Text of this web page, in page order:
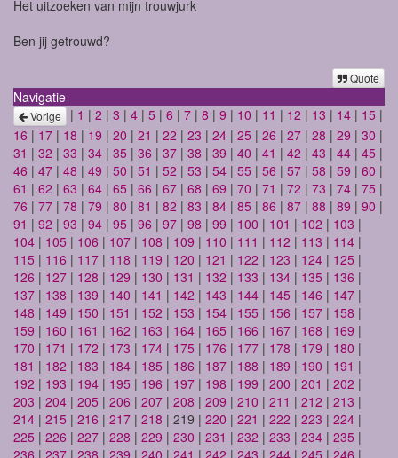
Het uitzoeken van mijn trouwjurk
Ben jij getrouwd?
Quote
Navigatie
Vorige | 1 | 2 | 3 | 4 | 5 | 6 | 7 | 8 | 9 | 10 | 11 | 12 | 13 | 14 | 15 |
16 | 17 | 18 | 19 | 20 | 21 | 22 | 23 | 24 | 25 | 26 | 27 | 28 | 29 | 30 |
31 | 32 | 33 | 34 | 35 | 36 | 37 | 38 | 39 | 40 | 41 | 42 | 43 | 44 | 45 |
46 | 47 | 48 | 49 | 50 | 51 | 52 | 53 | 54 | 55 | 56 | 57 | 58 | 59 | 60 |
61 | 62 | 63 | 64 | 65 | 66 | 67 | 68 | 69 | 70 | 71 | 72 | 73 | 74 | 75 |
76 | 77 | 78 | 79 | 80 | 81 | 82 | 83 | 84 | 85 | 86 | 87 | 88 | 89 | 90 |
91 | 92 | 93 | 94 | 95 | 96 | 97 | 98 | 99 | 100 | 101 | 102 | 103 |
104 | 105 | 106 | 107 | 108 | 109 | 110 | 111 | 112 | 113 | 114 |
115 | 116 | 117 | 118 | 119 | 120 | 121 | 122 | 123 | 124 | 125 |
126 | 127 | 128 | 129 | 130 | 131 | 132 | 133 | 134 | 135 | 136 |
137 | 138 | 139 | 140 | 141 | 142 | 143 | 144 | 145 | 146 | 147 |
148 | 149 | 150 | 151 | 152 | 153 | 154 | 155 | 156 | 157 | 158 |
159 | 160 | 161 | 162 | 163 | 164 | 165 | 166 | 167 | 168 | 169 |
170 | 171 | 172 | 173 | 174 | 175 | 176 | 177 | 178 | 179 | 180 |
181 | 182 | 183 | 184 | 185 | 186 | 187 | 188 | 189 | 190 | 191 |
192 | 193 | 194 | 195 | 196 | 197 | 198 | 199 | 200 | 201 | 202 |
203 | 204 | 205 | 206 | 207 | 208 | 209 | 210 | 211 | 212 | 213 |
214 | 215 | 216 | 217 | 218 | 219 | 220 | 221 | 222 | 223 | 224 |
225 | 226 | 227 | 228 | 229 | 230 | 231 | 232 | 233 | 234 | 235 |
236 | 237 | 238 | 239 | 240 | 241 | 242 | 243 | 244 | 245 | 246 |